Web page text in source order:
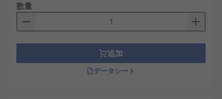
数量
追加
データシート